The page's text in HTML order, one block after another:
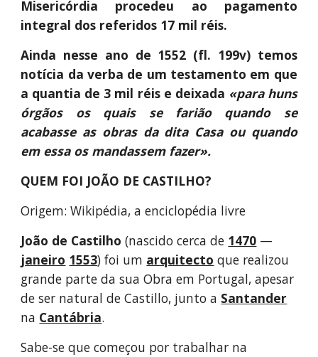
Misericórdia procedeu ao pagamento
integral dos referidos 17 mil réis.
Ainda nesse ano de 1552 (fl. 199v) temos
notícia da verba de um testamento em que
a quantia de 3 mil réis e deixada «para huns
órgãos os quais se farião quando se
acabasse as obras da dita Casa ou quando
em essa os mandassem fazer».
QUEM FOI JOÃO DE CASTILHO?
Origem: Wikipédia, a enciclopédia livre
João de Castilho (nascido cerca de 1470
janeiro 1553) foi um arquitecto que realizou
grande parte da sua Obra em Portugal, apesar
de ser natural de Castillo, junto a Santander
na Cantábria.
Sabe-se que começou por trabalhar na